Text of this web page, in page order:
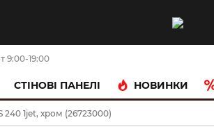
9:00-19:00
CТІНОВІ ПАНЕЛІ НОВИНКИ
1jet, хром (26723000)